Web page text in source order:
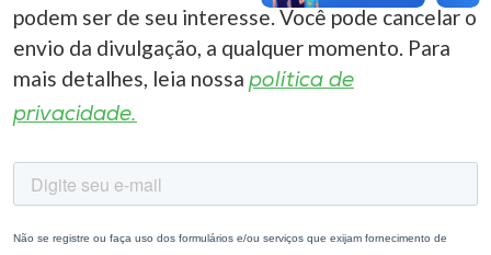
podem ser de seu interesse. Você pode cancelar o
envio da divulgação, a qualquer momento. Para
mais detalhes, leia nossa política de
privacidade.